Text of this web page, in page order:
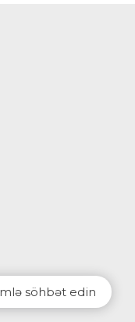
söhbət edin